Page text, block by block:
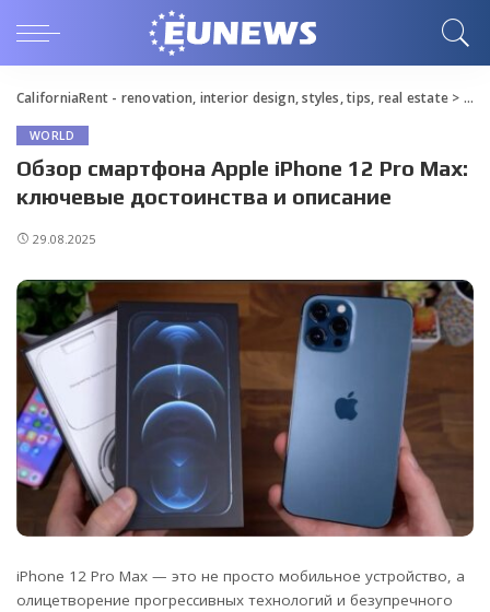
CaliforniaRent - renovation, interior design, styles, tips, real estate>
WORLD
Обзор смартфона Apple iPhone 12 Pro Max:
ключевые достоинства и описание
29.08.2025
iPhone 12 Pro Max — это не просто мобильное устройство, а
олицетворение прогрессивных технологий и безупречного